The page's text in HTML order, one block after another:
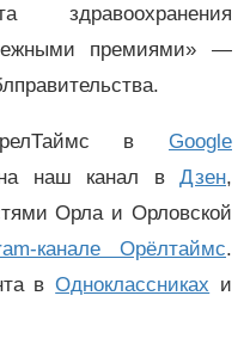
здравоохранения
премиями» —
в Google
наш канал вДзен,
Орла и Орловской
канале Орёлтаймс.
вОдноклассниках и